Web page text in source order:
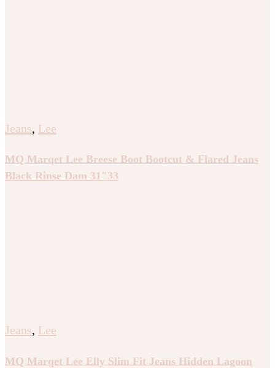
Jeans, Lee
MQ Marqet Lee Breese Boot Bootcut & Flared Jeans
Black Rinse Dam 31″33
Jeans, Lee
MQ Marqet Lee Elly Slim Fit Jeans Hidden Lagoon